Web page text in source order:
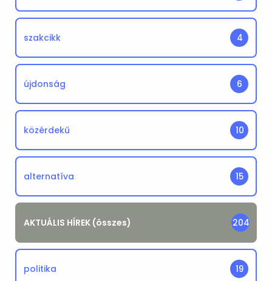
szakcikk 4
újdonság 6
közérdekű 10
alternatíva 15
AKTUÁLIS HÍREK (összes) 204
politika 19